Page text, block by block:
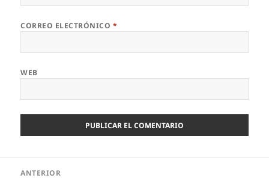
CORREO ELECTRÓNICO *
WEB
ANTERIOR